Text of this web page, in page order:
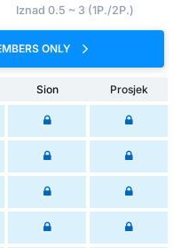
Iznad 0.5 ~ 3 (1P./2P.)
ONLY
Sion
Prosjek